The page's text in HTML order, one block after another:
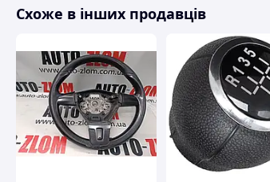
Схоже в інших продавців